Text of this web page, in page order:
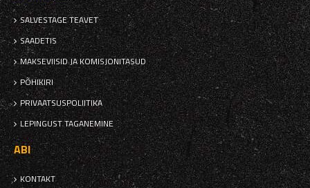
SALVESTAGE TEAVET
SAADETIS
MAKSEVIISID JA KOMISJONITASUD
PÕHIKIRI
PRIVAATSUSPOLIITIKA
LEPINGUST TAGANEMINE
ABI
KONTAKT